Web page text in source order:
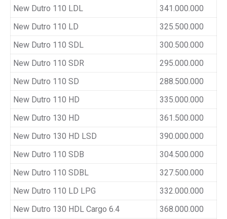
New Dutro 110 LDL
341.000.000
New Dutro 110 LD
325.500.000
New Dutro 110 SDL
300.500.000
New Dutro 110 SDR
295.000.000
New Dutro 110 SD
288.500.000
New Dutro 110 HD
335.000.000
New Dutro 130 HD
361.500.000
New Dutro 130 HD LSD
390.000.000
New Dutro 110 SDB
304.500.000
New Dutro 110 SDBL
327.500.000
New Dutro 110 LD LPG
332.000.000
New Dutro 130 HDL Cargo 6.4
368.000.000